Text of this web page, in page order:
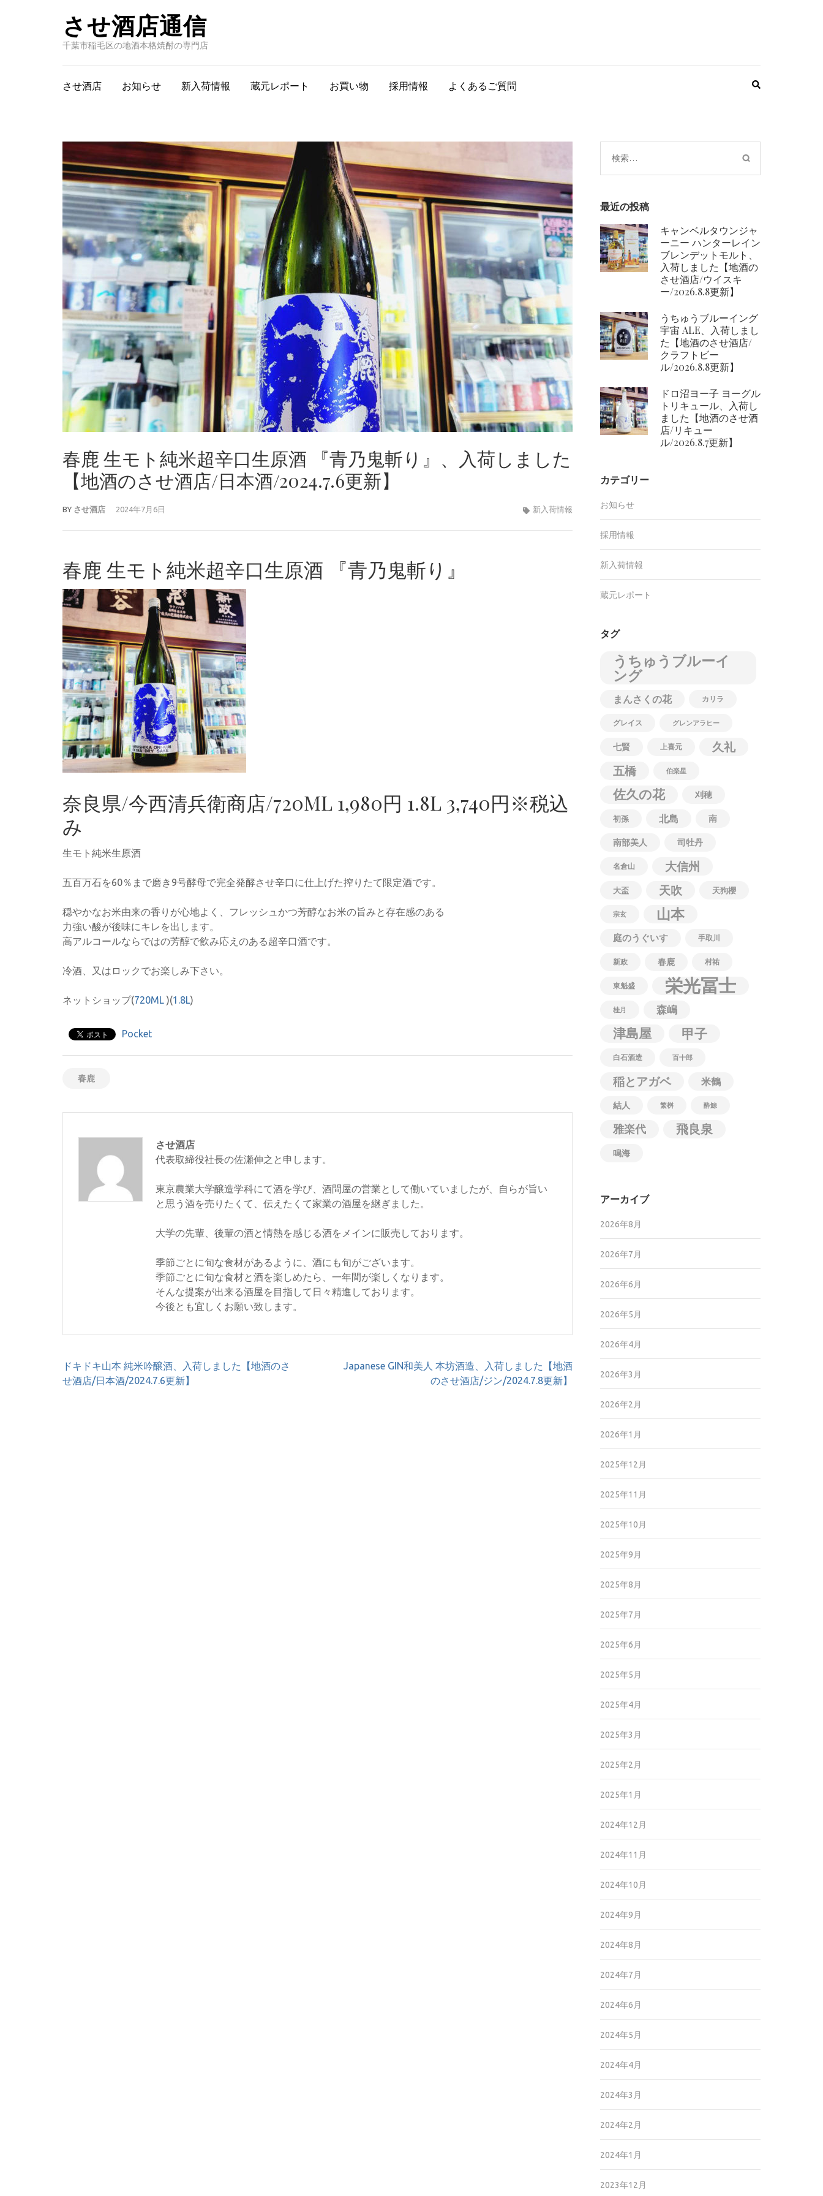
させ酒店通信
千葉市稲毛区の地酒本格焼酎の専門店
させ酒店 お知らせ 新入荷情報 蔵元レポート お買い物 採用情報 よくあるご質問
春鹿 生モト純米超辛口生原酒 『青乃鬼斬り』、入荷しました
【地酒のさせ酒店/日本酒/2024.7.6更新】
BY させ酒店 2024年7月6日 新入荷情報
春鹿 生モト純米超辛口生原酒 『青乃鬼斬り』
奈良県/今西清兵衛商店/720ML 1,980円 1.8L 3,740円※税込
み
生モト純米生原酒
五百万石を60％まで磨き9号酵母で完全発酵させ辛口に仕上げた搾りたて限定酒です。
穏やかなお米由来の香りが心地よく、フレッシュかつ芳醇なお米の旨みと存在感のある
力強い酸が後味にキレを出します。
高アルコールならではの芳醇で飲み応えのある超辛口酒です。
冷酒、又はロックでお楽しみ下さい。
ネットショップ(720ML )(1.8L)
Pocket
春鹿
させ酒店
代表取締役社長の佐瀬伸之と申します。
東京農業大学醸造学科にて酒を学び、酒問屋の営業として働いていましたが、自らが旨い
と思う酒を売りたくて、伝えたくて家業の酒屋を継ぎました。
大学の先輩、後輩の酒と情熱を感じる酒をメインに販売しております。
季節ごとに旬な食材があるように、酒にも旬がございます。
季節ごとに旬な食材と酒を楽しめたら、一年間が楽しくなります。
そんな提案が出来る酒屋を目指して日々精進しております。
今後とも宜しくお願い致します。
投
稿
ドキドキ山本 純米吟醸酒、入荷しました【地酒のさ
せ酒店/日本酒/2024.7.6更新】
Japanese GIN和美人 本坊酒造、入荷しました【地酒
のさせ酒店/ジン/2024.7.8更新】
検
索:
最近の投稿
キャンベルタウンジャ
ーニー ハンターレイン
ブレンデットモルト、
入荷しました【地酒の
させ酒店/ウイスキ
ー/2026.8.8更新】
うちゅうブルーイング
宇宙 ALE、入荷しまし
た【地酒のさせ酒店/
クラフトビー
ル/2026.8.8更新】
ドロ沼ヨー子 ヨーグル
トリキュール、入荷し
ました【地酒のさせ酒
店/リキュー
ル/2026.8.7更新】
カテゴリー
お知らせ
採用情報
新入荷情報
蔵元レポート
タグ
うちゅうブルーイ
ング
まんさくの花 カリラ
グレイス グレンアラヒー
七賢 上喜元
久礼
五橋
伯楽星
佐久の花 刈穂
初孫 北島 南
南部美人 司牡丹
名倉山 大信州
大盃 天吹 天狗櫻
宗玄 山本
庭のうぐいす 手取川
新政 春鹿 村祐
東魁盛 栄光冨士
桂月 森嶋
津島屋 甲子
白石酒造 百十郎
稲とアガベ 米鶴
結人 繁桝 酔鯨
雅楽代 飛良泉
鳴海
アーカイブ
2026年8月
2026年7月
2026年6月
2026年5月
2026年4月
2026年3月
2026年2月
2026年1月
2025年12月
2025年11月
2025年10月
2025年9月
2025年8月
2025年7月
2025年6月
2025年5月
2025年4月
2025年3月
2025年2月
2025年1月
2024年12月
2024年11月
2024年10月
2024年9月
2024年8月
2024年7月
2024年6月
2024年5月
2024年4月
2024年3月
2024年2月
2024年1月
2023年12月